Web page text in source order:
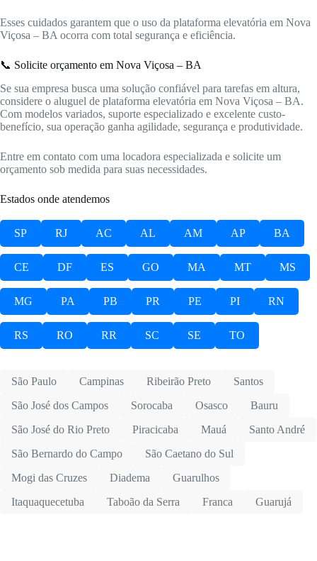
Esses cuidados garantem que o uso da plataforma elevatória em Nova
Viçosa – BA ocorra com total segurança e eficiência.
📞 Solicite orçamento em Nova Viçosa – BA
Se sua empresa busca uma solução confiável para tarefas em altura,
considere o aluguel de plataforma elevatória em Nova Viçosa – BA.
Com modelos variados, suporte especializado e excelente custo-
benefício, sua operação ganha agilidade, segurança e produtividade.
Entre em contato com uma locadora especializada e solicite um
orçamento sob medida para suas necessidades.
Estados onde atendemos
SP RJ AC AL AM AP BA
CE DF ES GO MA MT MS
MG PA PB PR PE PI RN
RS RO RR SC SE TO
São Paulo Campinas Ribeirão Preto
Santos
São José dos Campos
Sorocaba Osasco
Bauru
São José do Rio Preto
Piracicaba Mauá
Santo André
São Bernardo do Campo
São Caetano do Sul
Mogi das Cruzes
Diadema
Guarulhos
Itaquaquecetuba
Taboão da Serra Franca Guarujá